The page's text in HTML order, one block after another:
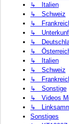
↳ Italien
↳ Schweiz
↳
↳
↳
↳
↳ Italien
↳ Schweiz
↳
↳ Sonstige
↳ Videos
↳
Sonstiges